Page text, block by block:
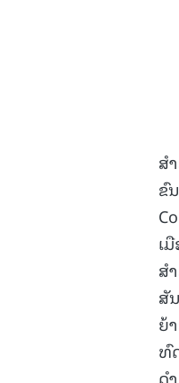
ສ
ຂົ
ເ
ສ
ສັ
ຍ້
ທົ
ດໍ